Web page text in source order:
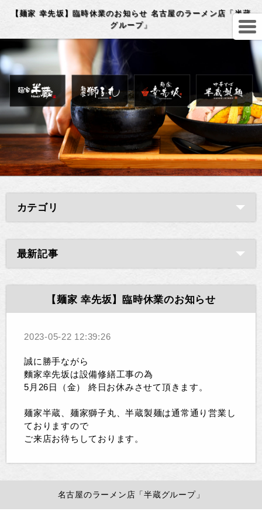
【麺家 幸先坂】臨時休業のお知らせ 名古屋のラーメン店「半蔵
グループ」
カテゴリ
最新記事
【麺家 幸先坂】臨時休業のお知らせ
2023-05-22 12:39:26
誠に勝手ながら
麵家幸先坂は設備修繕工事の為
5月26日（金） 終日お休みさせて頂きます。
麺家半蔵、麺家獅子丸、半蔵製麺は通常通り営業し
ておりますので
ご来店お待ちしております。
名古屋のラーメン店「半蔵グループ」